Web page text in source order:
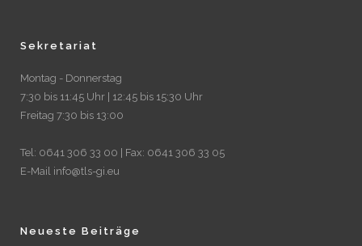
Sekretariat
Montag - Donnerstag
7:30 bis 11:45 Uhr | 12:45 bis 15:30 Uhr
Freitag 7:30 bis 13:00
Tel: 0641 306 33 00 | Fax: 0641 306 33 05
E-Mail info@tls-gi.eu
Neueste Beiträge